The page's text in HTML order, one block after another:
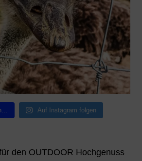
Auf Instagram folgen
den OUTDOOR Hochgenuss